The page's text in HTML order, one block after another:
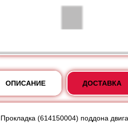
ОПИСАНИЕ ДОСТАВКА
Прокладка (614150004) поддона